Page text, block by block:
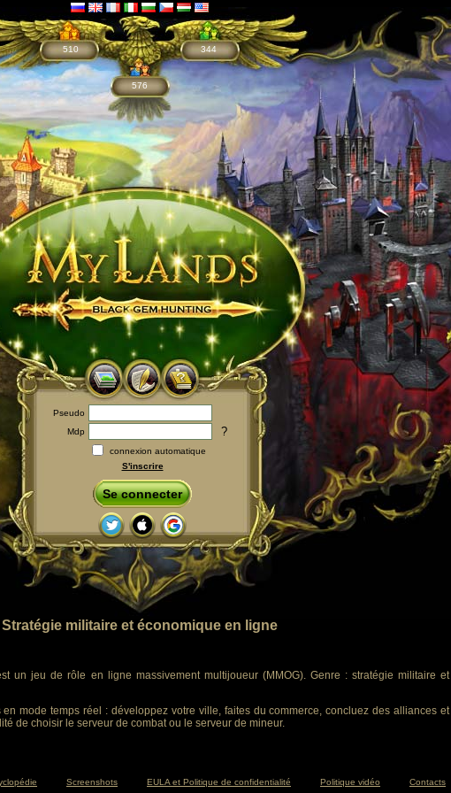
510
576
344
Pseudo
Mdp
?
connexion automatique
S'inscrire
Se connecter
Stratégie militaire et économique en ligne
un jeu de rôle en ligne massivement multijoueur (MMOG). Genre : stratégie militaire et
mode temps réel : développez votre ville, faites du commerce, concluez des alliances et
de choisir le serveur de combat ou le serveur de mineur.
Screenshots EULA et Politique de confidentialité Politique vidéo Contacts